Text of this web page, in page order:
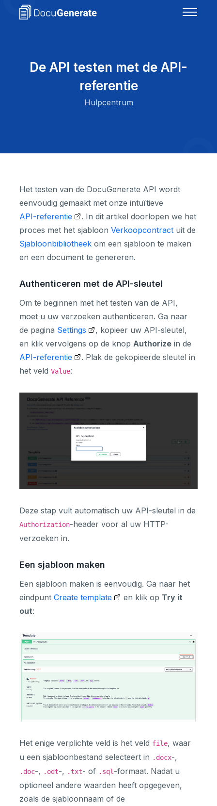
De API testen met de API-
referentie
Hulpcentrum
Het testen van de DocuGenerate API wordt
eenvoudig gemaakt met onze intuïtieve
API-referentie
. In dit artikel doorlopen we het
proces met het sjabloon Verkoopcontract uit de
Sjabloonbibliotheek om een sjabloon te maken
en een document te genereren.
Authenticeren met de API-sleutel
Om te beginnen met het testen van de API,
moet u uw verzoeken authenticeren. Ga naar
de pagina Settings
, kopieer uw API-sleutel,
en klik vervolgens op de knop Authorize in de
API-referentie
. Plak de gekopieerde sleutel in
het veld Value:
Deze stap vult automatisch uw API-sleutel in de
Authorization-header voor al uw HTTP-
verzoeken in.
Een sjabloon maken
Een sjabloon maken is eenvoudig. Ga naar het
eindpunt Create template en klik op Try it
out:
Het enige verplichte veld is het veld file, waar
u een sjabloonbestand selecteert in .docx-,
.doc-, .odt-, .txt- of .sql -formaat. Nadat u
optioneel andere waarden heeft opgegeven,
zoals de sjabloonnaam of de